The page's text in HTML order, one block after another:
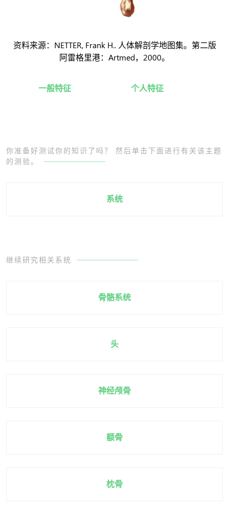
资料来源：NETTER, Frank H.. 人体解剖学地图集。第二版
阿雷格里港：Artmed，2000。
一般特征 个人特征
你准备好测试你的知识了吗？ 然后单击下面进行有关该主题
的测验。
系统
继续研究相关系统
骨骼系统
头
神经颅骨
额骨
枕骨